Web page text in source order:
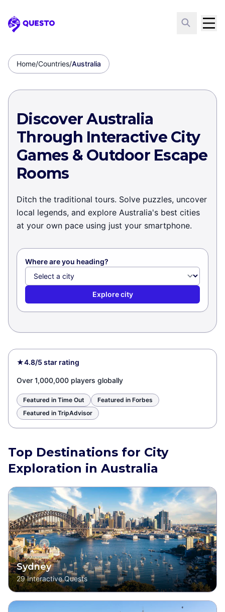
Questo
Home/Countries/Australia
Discover Australia
Through Interactive City
Games & Outdoor Escape
Rooms
Ditch the traditional tours. Solve puzzles, uncover
local legends, and explore Australia's best cities
at your own pace using just your smartphone.
Where are you heading?
Explore city
★4.8/5 star rating
Over 1,000,000 players globally
Featured in Time Out
Featured in Forbes
Featured in TripAdvisor
Top Destinations for City
Exploration in Australia
Sydney
29 Interactive Quests